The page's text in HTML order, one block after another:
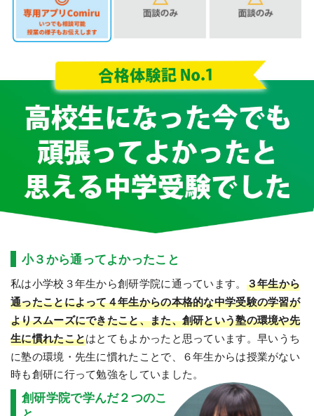
小３から通ってよかったこと
私は小学校３年生から創研学院に通っています。 ３年生から
通ったことによって４年生からの本格的な中学受験の学習が
よりスムーズにできたこと、また、創研という塾の環境や先
生に慣れたことはとてもよかったと思っています。早いうち
に塾の環境・先生に慣れたことで、６年生からは授業がない
時も創研に行って勉強をしていました。
創研学院で学んだ２つのこ